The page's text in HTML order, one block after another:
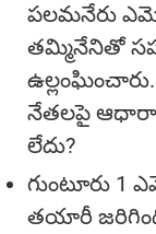
పలమనేరు
తమ్మినేనితో సహా
ఉల్లంఘించారు.
నేతలపై
లేదు?
గుంటూరు 1
తయారీ